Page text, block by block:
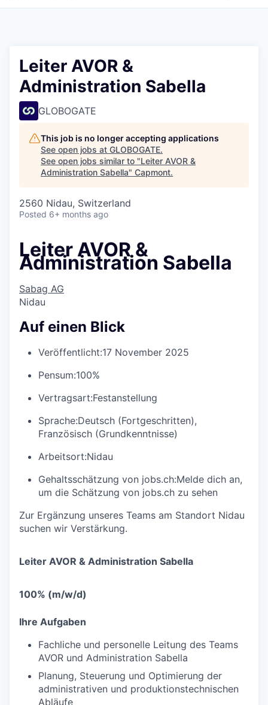
Leiter AVOR &
Administration Sabella
GLOBOGATE
This job is no longer accepting applications
See open jobs at GLOBOGATE.
See open jobs similar to "Leiter AVOR &
Administration Sabella" Capmont.
2560 Nidau, Switzerland
Posted 6+ months ago
Leiter AVOR &
Administration Sabella
Sabag AG
Nidau
Auf einen Blick
Veröffentlicht:17 November 2025
Pensum:100%
Vertragsart:Festanstellung
Sprache:Deutsch (Fortgeschritten),
Französisch (Grundkenntnisse)
Arbeitsort:Nidau
Gehaltsschätzung von jobs.ch:Melde dich an,
um die Schätzung von jobs.ch zu sehen
Zur Ergänzung unseres Teams am Standort Nidau
suchen wir Verstärkung.
Leiter AVOR & Administration Sabella
100% (m/w/d)
Ihre Aufgaben
Fachliche und personelle Leitung des Teams
AVOR und Administration Sabella
Planung, Steuerung und Optimierung der
administrativen und produktionstechnischen
Abläufe